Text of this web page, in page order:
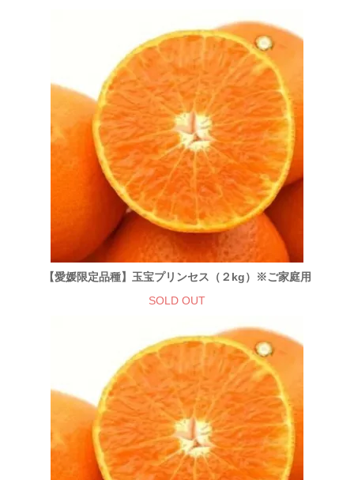
【愛媛限定品種】玉宝プリンセス（２kg）※ご家庭用
SOLD OUT